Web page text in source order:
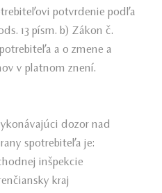
potvrdenie podľa
13 písm. b) Zákon č.
a o zmene a
v platnom znení.
dozor nad
spotrebiteľa je:
inšpekcie
kraj